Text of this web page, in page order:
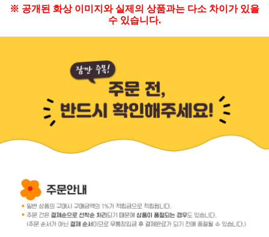
※ 공개된 화상 이미지와 실제의 상품과는 다소 차이가 있을
수 있습니다.